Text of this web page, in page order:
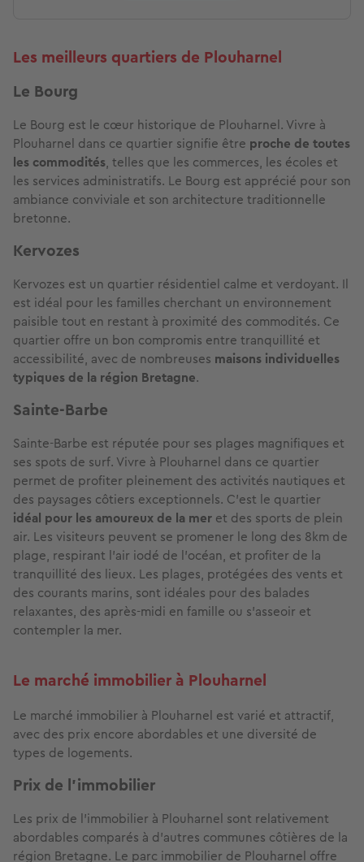
Les meilleurs quartiers de Plouharnel
Le Bourg
Le Bourg est le cœur historique de Plouharnel. Vivre à
Plouharnel dans ce quartier signifie être proche de toutes
les commodités, telles que les commerces, les écoles et
les services administratifs. Le Bourg est apprécié pour son
ambiance conviviale et son architecture traditionnelle
bretonne.
Kervozes
Kervozes est un quartier résidentiel calme et verdoyant. Il
est idéal pour les familles cherchant un environnement
paisible tout en restant à proximité des commodités. Ce
quartier offre un bon compromis entre tranquillité et
accessibilité, avec de nombreuses maisons individuelles
typiques de la région Bretagne.
Sainte-Barbe
Sainte-Barbe est réputée pour ses plages magnifiques et
ses spots de surf. Vivre à Plouharnel dans ce quartier
permet de profiter pleinement des activités nautiques et
des paysages côtiers exceptionnels. C’est le quartier
idéal pour les amoureux de la mer et des sports de plein
air. Les visiteurs peuvent se promener le long des 8km de
plage, respirant l'air iodé de l'océan, et profiter de la
tranquillité des lieux. Les plages, protégées des vents et
des courants marins, sont idéales pour des balades
relaxantes, des après-midi en famille ou s'asseoir et
contempler la mer.
Le marché immobilier à Plouharnel
Le marché immobilier à Plouharnel est varié et attractif,
avec des prix encore abordables et une diversité de
types de logements.
Prix de l’immobilier
Les prix de l’immobilier à Plouharnel sont relativement
abordables comparés à d’autres communes côtières de la
région Bretagne. Le parc immobilier de Plouharnel offre